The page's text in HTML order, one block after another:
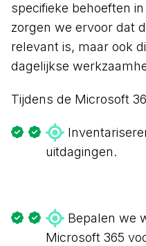
specifieke behoeften
zorgen we ervoor dat
relevant is, maar ook
dagelijkse
Tijdens de Microsoft
uitdagingen.
Bepalen we
Microsoft 365